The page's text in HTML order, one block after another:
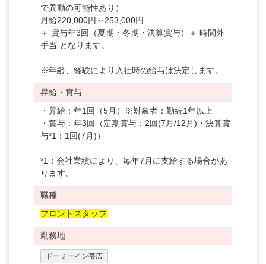
で異動の可能性あり）
月給220,000円～253,000円
＋ 賞与年3回（夏期・冬期・決算賞与）＋ 時間外
手当 となります。
※年齢、経験により入社時の給与は決定します。
昇給・賞与
・昇給：年1回（5月）※対象者：勤続1年以上
・賞与：年3回（定期賞与：2回(7月/12月)・決算賞
与*1：1回(7月)）
*1：会社業績により、毎年7月に支給する場合があ
ります。
職種
フロントスタッフ
勤務地
ドーミーイン帯広